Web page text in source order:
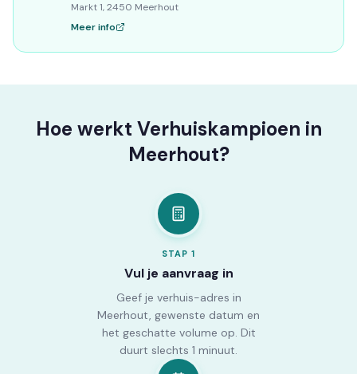
Markt 1, 2450 Meerhout
Meer info
Hoe werkt Verhuiskampioen in
Meerhout?
STAP1
Vul je aanvraag in
Geef je verhuis-adres in
Meerhout, gewenste datum en
het geschatte volume op. Dit
duurt slechts 1 minuut.